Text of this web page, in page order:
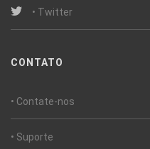
• Twitter
CONTATO
• Contate-nos
• Suporte